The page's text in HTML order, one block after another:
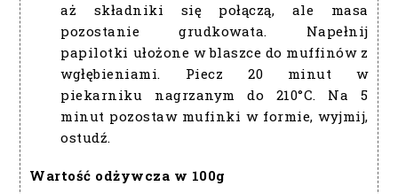
aż składniki się połączą, ale masa
pozostanie grudkowata. Napełnij
papilotki ułożone w blaszce do muffinów z
wgłębieniami. Piecz 20 minut w
piekarniku nagrzanym do 210°C. Na 5
minut pozostaw mufinki w formie, wyjmij,
ostudź.
Wartość odżywcza w 100g